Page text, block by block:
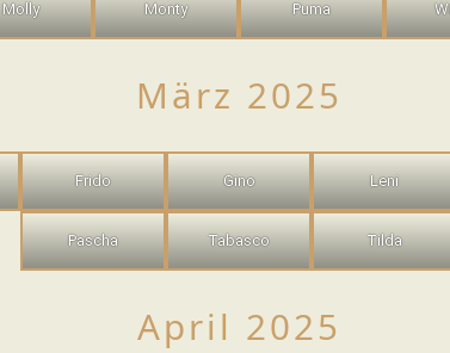
Molly Monty Puma
März 2025
Frido Gino Leni
Pascha Tabasco Tilda
April 2025